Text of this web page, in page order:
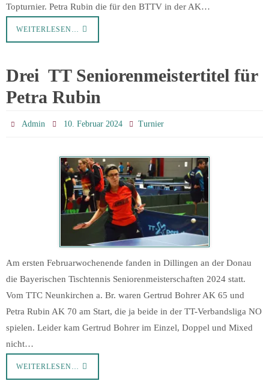
Topturnier. Petra Rubin die für den BTTV in der AK…
WEITERLESEN…
Drei TT Seniorenmeistertitel für
Petra Rubin
Admin 10. Februar 2024 Turnier
Am ersten Februarwochenende fanden in Dillingen an der Donau
die Bayerischen Tischtennis Seniorenmeisterschaften 2024 statt.
Vom TTC Neunkirchen a. Br. waren Gertrud Bohrer AK 65 und
Petra Rubin AK 70 am Start, die ja beide in der TT-Verbandsliga NO
spielen. Leider kam Gertrud Bohrer im Einzel, Doppel und Mixed
nicht…
WEITERLESEN…